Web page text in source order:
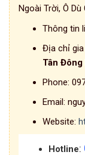
Ngoài Trời, Ô Dù
Thông tin
Địa chỉ
Tân Đông
Phone:
Email:
Website:
Hotline: